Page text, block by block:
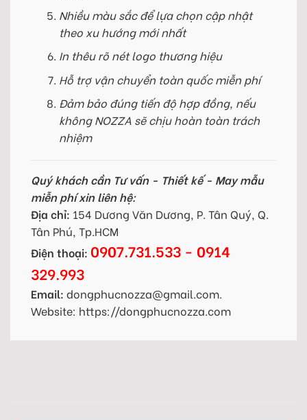
Nhiều màu sắc để lựa chọn cập nhật
theo xu hướng mới nhất
In thêu rõ nét logo thương hiệu
Hỗ trợ vận chuyển toàn quốc miễn phí
Đảm bảo đúng tiến độ hợp đồng, nếu
không NOZZA sẽ chịu hoàn toàn trách
nhiệm
Quý khách cần Tư vấn - Thiết kế - May mẫu
miễn phí xin liên hệ:
Địa chỉ: 154 Dương Văn Dương, P. Tân Quý, Q.
Tân Phú, Tp.HCM
Điện thoại: 0907.731.533 - 0914
329.993
Email: dongphucnozza@gmail.com.
Website: https://dongphucnozza.com